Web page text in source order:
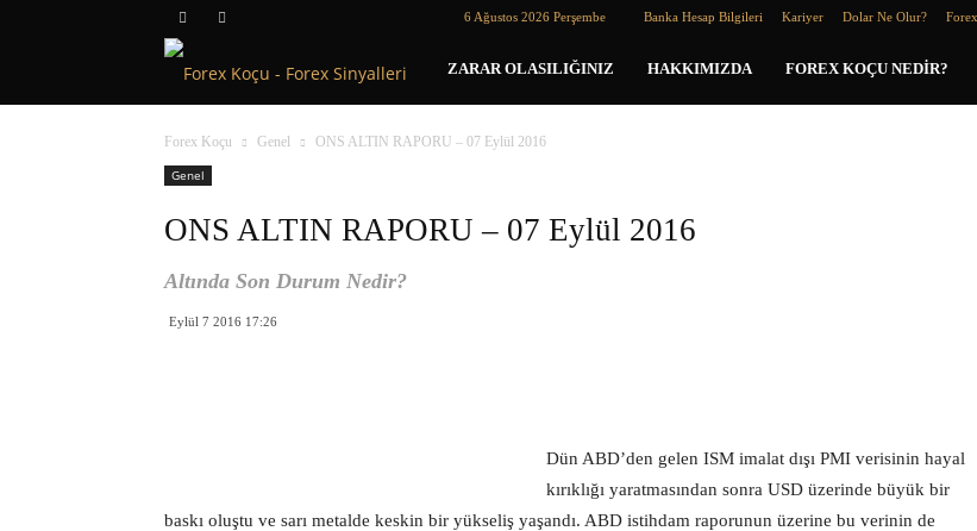
6 Ağustos 2026 Perşembe Banka Hesap Bilgileri Kariyer Dolar Ne Olur?
Forex
Koçu
ZARAR OLASILIĞINIZ HAKKIMIZDA FOREX KOÇU NEDIR?
Forex Koçu Genel
ONS ALTIN RAPORU – 07 Eylül 2016
Genel
ONS ALTIN RAPORU – 07 Eylül 2016
Altında Son Durum Nedir?
Eylül 7 2016 17:26
Dün ABD’den gelen ISM imalat dışı PMI verisinin hayal
kırıklığı yaratmasından sonra USD üzerinde büyük bir
baskı oluştu ve sarı metalde keskin bir yükseliş yaşandı. ABD istihdam raporunun üzerine bu verinin de